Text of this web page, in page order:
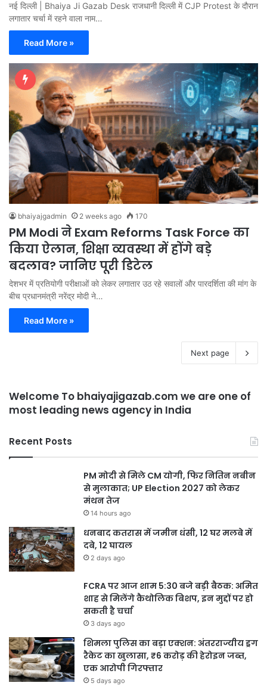
नई दिल्ली | Bhaiya Ji Gazab Desk राजधानी दिल्ली में CJP Protest के दौरान
लगातार चर्चा में रहने वाला नाम…
Read More »
bhaiyajgadmin 2 weeks ago 170
PM Modi ने Exam Reforms Task Force का
किया ऐलान, शिक्षा व्यवस्था में होंगे बड़े
बदलाव? जानिए पूरी डिटेल
देशभर में प्रतियोगी परीक्षाओं को लेकर लगातार उठ रहे सवालों और पारदर्शिता की मांग के
बीच प्रधानमंत्री नरेंद्र मोदी ने…
Read More »
Next page
Welcome To bhaiyajigazab.com we are one of
most leading news agency in India
Recent Posts
PM मोदी से मिले CM योगी, फिर नितिन नबीन
से मुलाकात; UP Election 2027 को लेकर
मंथन तेज
14 hours ago
धनबाद कतरास में जमीन धंसी, 12 घर मलबे में
दबे, 12 घायल
2 days ago
FCRA पर आज शाम 5:30 बजे बड़ी बैठक: अमित
शाह से मिलेंगे कैथोलिक बिशप, इन मुद्दों पर हो
सकती है चर्चा
3 days ago
शिमला पुलिस का बड़ा एक्शन: अंतरराज्यीय ड्रग
रैकेट का खुलासा, ₹6 करोड़ की हेरोइन जब्त,
एक आरोपी गिरफ्तार
5 days ago